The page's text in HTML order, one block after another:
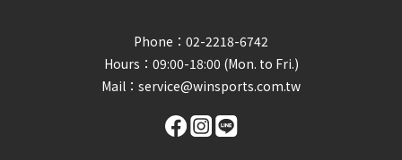
Phone：02-2218-6742
Hours：09:00-18:00 (Mon. to Fri.)
Mail： service@winsports.com.tw